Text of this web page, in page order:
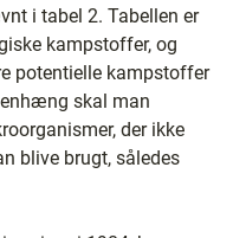
i tabel 2. Tabellen er
kampstoffer, og
potentielle kampstoffer
skal man
der ikke
blive brugt, således